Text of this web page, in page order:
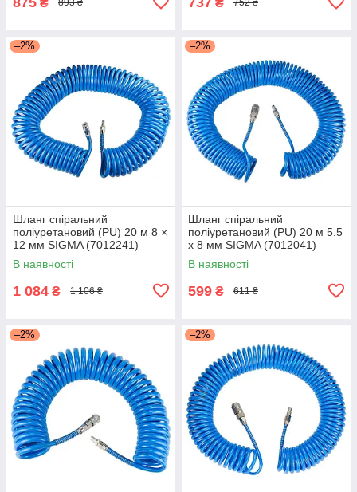
893 ₴ 752 ₴
–2%
Шланг спіральний
поліуретановий (PU) 20 м 8 ×
12 мм SIGMA (7012241)
В наявності
1 084 ₴ 1 106 ₴
–2%
Шланг спіральний
поліуретановий (PU) 20 м 5.5
х 8 мм SIGMA (7012041)
В наявності
599 ₴ 611 ₴
–2% –2%